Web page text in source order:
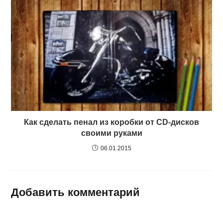
Как сделать пенал из коробки от CD-дисков
своими руками
06.01.2015
Добавить комментарий